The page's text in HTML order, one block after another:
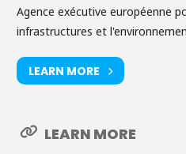
Agence exécutive européenne
infrastructures et
LEARN MORE
LEARN MORE